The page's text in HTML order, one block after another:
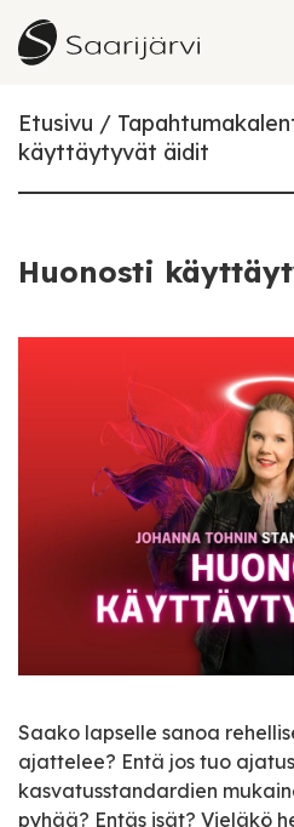
Skip to content
Etusivu
käyttäytyvät äidit
Huonosti
Saako lapselle sanoa
ajattelee? Entä jos tuo
kasvatusstandardien
pyhää? Entäs isät? Vieläkö